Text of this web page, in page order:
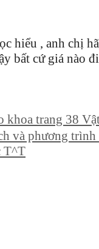
hiểu , anh chị
bất cứ giá nào
khoa trang 38
và phương trình
T^T